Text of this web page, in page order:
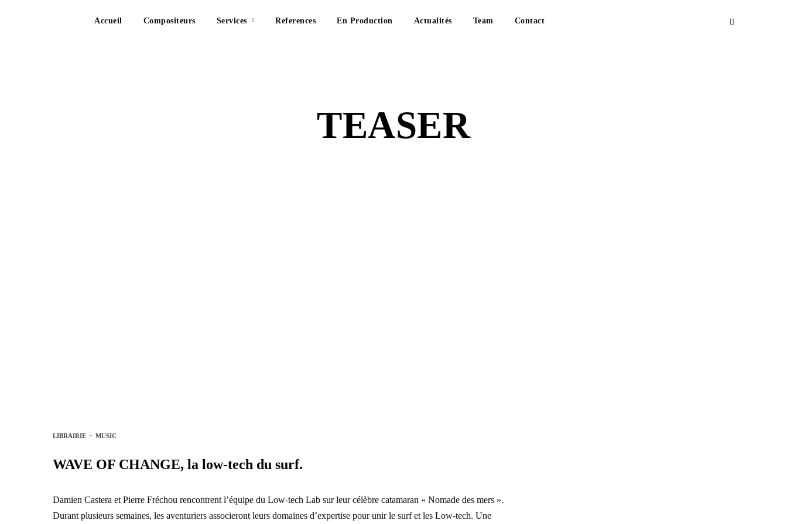
Accueil Compositeurs Services References En Production Actualités Team Contact
TEASER
LIBRAIRIE · MUSIC
WAVE OF CHANGE, la low-tech du surf.
Damien Castera et Pierre Fréchou rencontrent l’équipe du Low-tech Lab sur leur célèbre catamaran « Nomade des mers ».
Durant plusieurs semaines, les aventuriers associeront leurs domaines d’expertise pour unir le surf et les Low-tech. Une